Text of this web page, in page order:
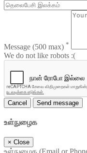
Message (500 max) *
We do not like robots :(
Cancel Send message
உள்நுழைக
× Close